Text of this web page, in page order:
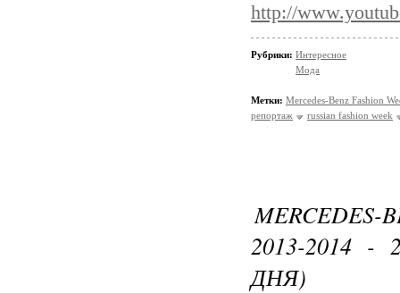
http://
Рубрики: Интересное
Мода
Метки: Mercedes-Benz Fashion
репортаж
russian fashion week
2013-2014
ДНЯ)